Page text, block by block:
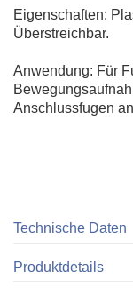
Eigenschaften:
Überstreichbar.
Anwendung: Für
Anschlussfugen
Technische Daten
Produktdetails